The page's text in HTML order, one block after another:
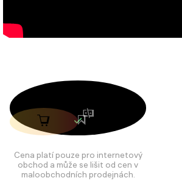
Cena platí pouze pro internetový
obchod a může se lišit od cen v
maloobchodních prodejnách.